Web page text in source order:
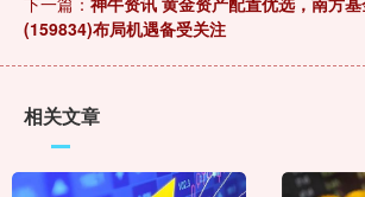
(159834)布局机遇备受关注
相关文章